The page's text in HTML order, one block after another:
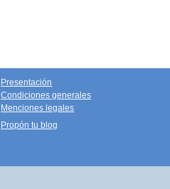
Presentación
Condiciones generales
Menciones legales
Propón tu blog